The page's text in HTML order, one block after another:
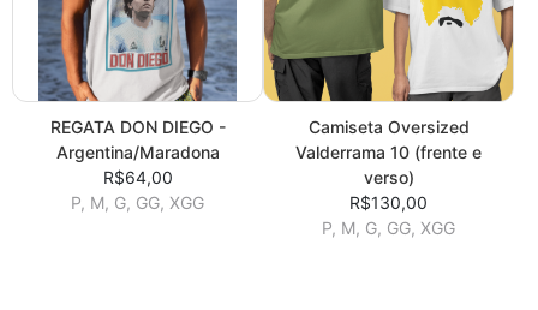
REGATA DON DIEGO -
Argentina/Maradona
R$64,00
P, M, G, GG, XGG
Camiseta Oversized
Valderrama 10 (frente e
verso)
R$130,00
P, M, G, GG, XGG